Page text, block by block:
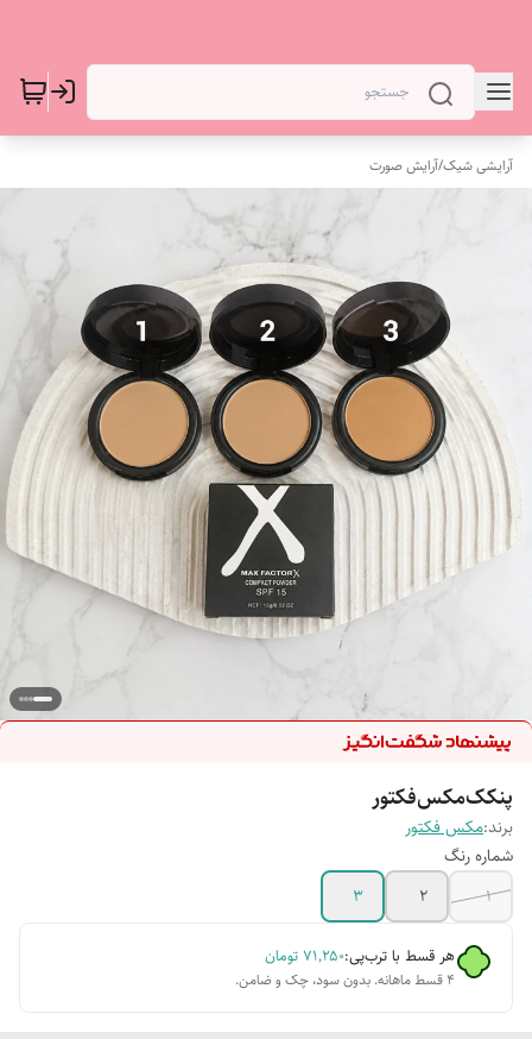
آرایشی شیک/آرایش صورت
پنکک‌مکس‌فکتور
برند:مکس فکتور
شماره رنگ
1
2
3
هر قسط با ترب‌پی:۷۱٬۲۵۰ تومان
۴ قسط ماهانه. بدون سود، چک و ضامن.